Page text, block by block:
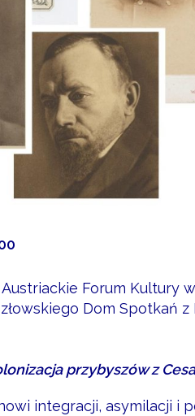
Austriackie Forum Kultury
Dom Spotkań z
przybyszów z
integracji, asymilacji i